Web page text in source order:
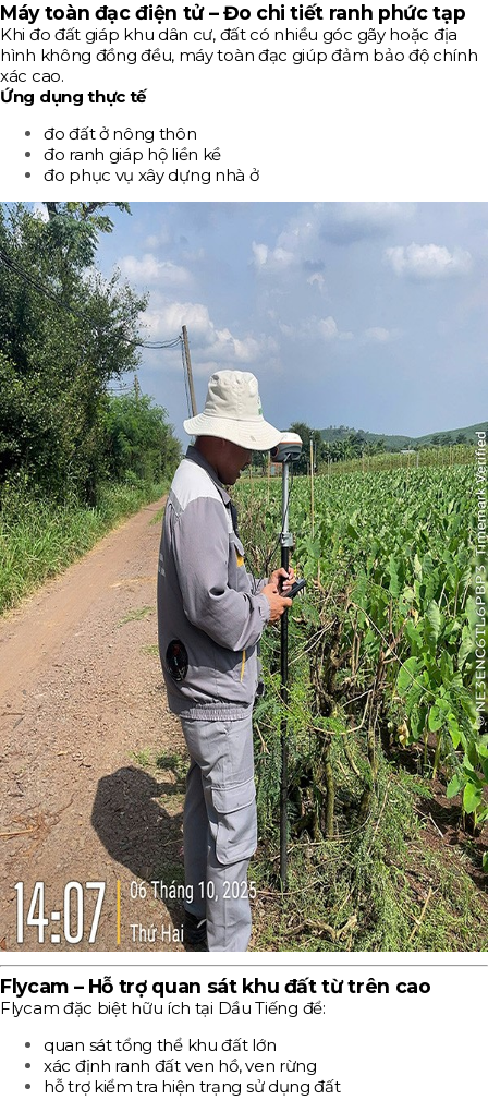
Máy toàn đạc điện tử – Đo chi tiết ranh phức tạp
Khi đo đất giáp khu dân cư, đất có nhiều góc gãy hoặc địa
hình không đồng đều, máy toàn đạc giúp đảm bảo độ chính
xác cao.
Ứng dụng thực tế
đo đất ở nông thôn
đo ranh giáp hộ liền kề
đo phục vụ xây dựng nhà ở
Flycam – Hỗ trợ quan sát khu đất từ trên cao
Flycam đặc biệt hữu ích tại Dầu Tiếng để:
quan sát tổng thể khu đất lớn
xác định ranh đất ven hồ, ven rừng
hỗ trợ kiểm tra hiện trạng sử dụng đất